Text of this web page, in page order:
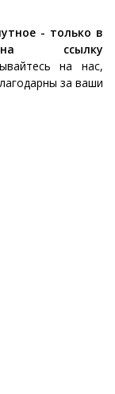
- только в
ссылку
на нас,
за ваши